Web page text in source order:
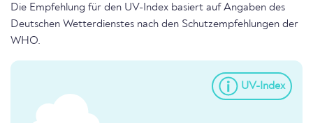
Die Empfehlung für den UV-Index basiert auf Angaben des
Deutschen Wetterdienstes nach den Schutzempfehlungen der
WHO.
UV-Index